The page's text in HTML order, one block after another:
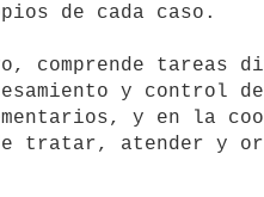
de cada caso.
y control
y en la
tratar, atender